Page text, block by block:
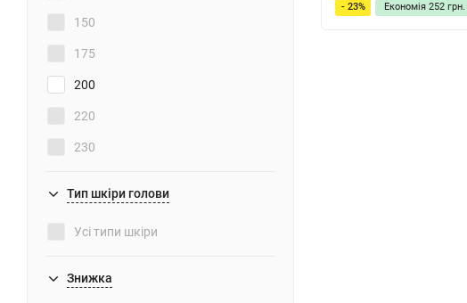
150
175
200
220
230
500
Тип шкіри голови
Усі типи шкіри
Знижка
- 23% Економія 252 грн.